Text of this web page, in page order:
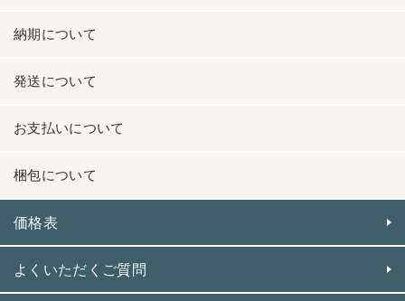
納期について
発送について
お支払いについて
梱包について
価格表
よくいただくご質問